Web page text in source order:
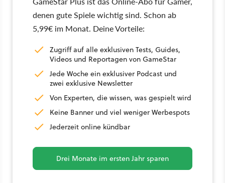
denen gute Spiele wichtig sind. Schon ab
5,99€ im Monat. Deine Vorteile:
Zugriff auf alle exklusiven Tests, Guides,
Videos und Reportagen von GameStar
Jede Woche ein exklusiver Podcast und
zwei exklusive Newsletter
Von Experten, die wissen, was gespielt wird
Keine Banner und viel weniger Werbespots
Jederzeit online kündbar
Drei Monate im ersten Jahr sparen